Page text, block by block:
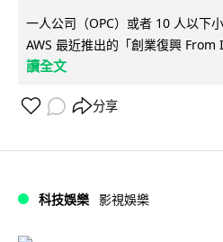
一人公司（OPC）或者 10 人以下
AWS 最近推出的「創業復興
讀全文
分享
科技娛樂 影視娛樂